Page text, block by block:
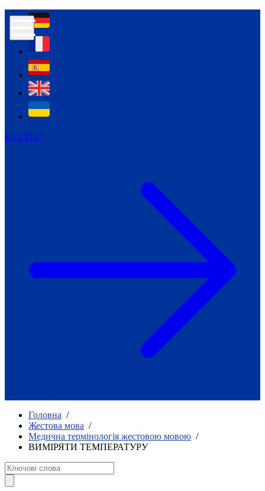
ID УТОГ
Контур психологічної безпеки глухих
Всеукраїнський пісенний
челендж «Україно, ти є!»
Молодіжний челендж «Жестова
мова для мене – це…»
Репортажі спеціальних та
інклюзивних начальних закладів
України
Як приклад стійкості спільноти
Говоримо коротко про наболіле
Міжнародний тиждень глухих людей
Всеукраїнський челендж «Молодь
співає»
жестову мову.
УТОГ»: прийом заявок 2023
Флешмоб «Історії успіхів, які надихають»
Переклад жестовою мовою
Діяльність УТОГ
Головна /
Жестова мова /
Медична термінологія жестовою мовою /
ВИМІРЯТИ ТЕМПЕРАТУРУ